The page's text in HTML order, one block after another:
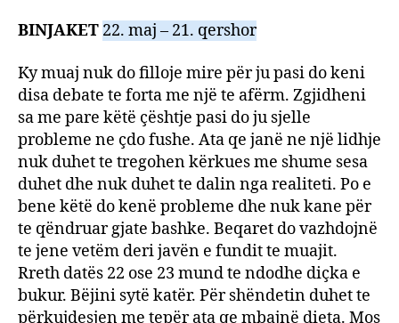
BINJAKET 22. maj – 21. qershor
Ky muaj nuk do filloje mire për ju pasi do keni
disa debate te forta me një te afërm. Zgjidheni
sa me pare këtë çështje pasi do ju sjelle
probleme ne çdo fushe. Ata qe janë ne një lidhje
nuk duhet te tregohen kërkues me shume sesa
duhet dhe nuk duhet te dalin nga realiteti. Po e
bene këtë do kenë probleme dhe nuk kane për
te qëndruar gjate bashke. Beqaret do vazhdojnë
te jene vetëm deri javën e fundit te muajit.
Rreth datës 22 ose 23 mund te ndodhe diçka e
bukur. Bëjini sytë katër. Për shëndetin duhet te
përkujdesjen me tepër ata qe mbajnë dieta. Mos